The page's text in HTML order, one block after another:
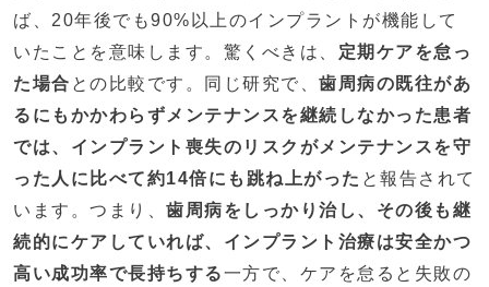
ば、20年後でも90%以上のインプラントが機能して
いたことを意味します。驚くべきは、 定期ケアを怠っ
た場合 との比較です。同じ研究で、 歯周病の既往があ
るにもかかわらずメンテナンスを継続しなかった患者
では、インプラント喪失のリスクがメンテナンスを守
った人に比べて約14倍にも跳ね上がった と報告されて
います​。つまり、 歯周病をしっかり治し、その後も継
続的にケアしていれば、インプラント治療は安全かつ
高い成功率で長持ちする一方で、ケアを怠ると失敗の